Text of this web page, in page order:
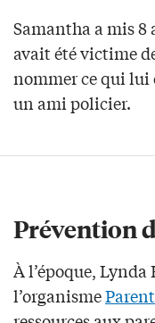
Samantha a mis 8
avait été victime
nommer ce qui
un ami policier.
Prévention
À l’époque,
l’organisme